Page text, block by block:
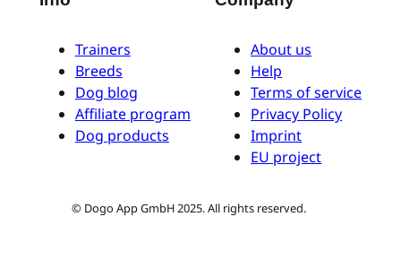
Trainers
Breeds
Dog blog
Affiliate program
Dog products
About us
Help
Terms of service
Privacy Policy
Imprint
EU project
© Dogo App GmbH 2025. All rights reserved.